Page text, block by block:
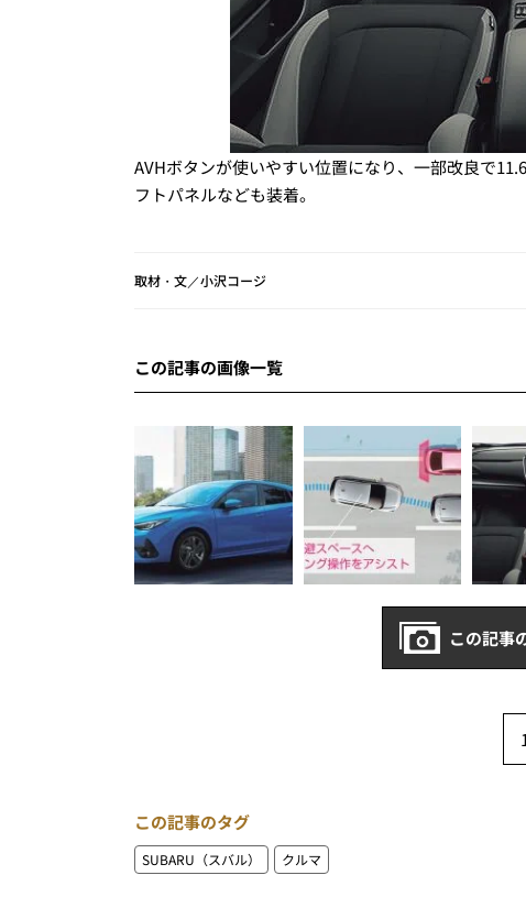
AVHボタンが使いやすい位置になり、一部改良で
フトパネルなども装着。
取材・文／小沢コージ
この記事の画像一覧
この記事
この記事のタグ
SUBARU（スバル） クルマ